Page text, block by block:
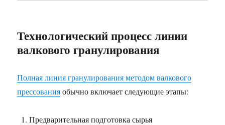
Технологический процесс линии
валкового гранулирования
Полная линия гранулирования методом валкового
прессованияобычно включает следующие этапы:
Предварительная подготовка сырья